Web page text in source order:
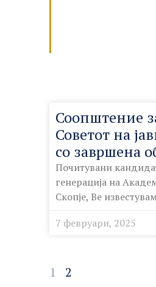
Соопштение
Советот на
со завршена
Почитувани
генерација на
Скопје, Ве
7 февруари, 2025
1 2